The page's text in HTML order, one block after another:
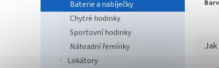
Baterie a nabíječky
Chytré hodinky
Sportovní hodinky
Náhradní řemínky
Lokátory